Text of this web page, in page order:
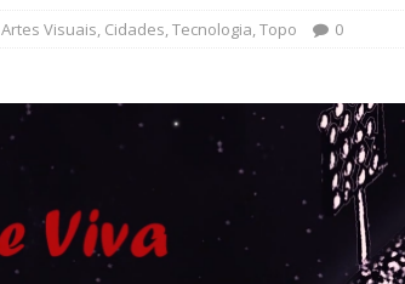
Artes Visuais Cidades Tecnologia Topo 0